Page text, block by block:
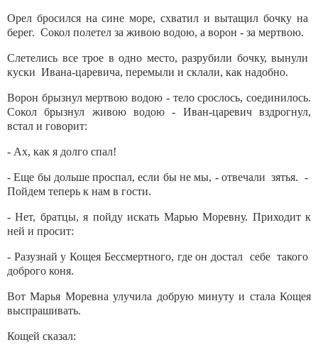
Орел бросился на сине море, схватил и вытащил бочку на
берег. Сокол полетел за живою водою, а ворон - за мертвою.
Слетелись все трое в одно место, разрубили бочку, вынули
куски Ивана-царевича, перемыли и склали, как надобно.
Ворон брызнул мертвою водою - тело срослось, соединилось.
Сокол брызнул живою водою - Иван-царевич вздрогнул,
встал и говорит:
- Ах, как я долго спал!
- Еще бы дольше проспал, если бы не мы, - отвечали зятья. -
Пойдем теперь к нам в гости.
- Нет, братцы, я пойду искать Марью Моревну. Приходит к
ней и просит:
- Разузнай у Кощея Бессмертного, где он достал себе такого
доброго коня.
Вот Марья Моревна улучила добрую минуту и стала Кощея
выспрашивать.
Кощей сказал: